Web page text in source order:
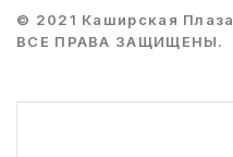
© 2021 Каширская Плаза
ВСЕ ПРАВА ЗАЩИЩЕНЫ.